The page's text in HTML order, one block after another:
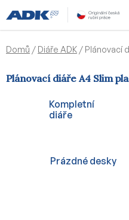
na
obsah
Domů / Diáře ADK / Plánovací
Plánovací diáře A4 Slim
Kompletní
diáře
Prázdné desky